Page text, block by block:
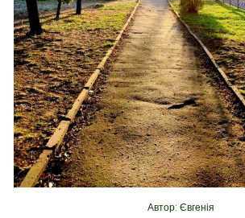
Автор: Євгенія